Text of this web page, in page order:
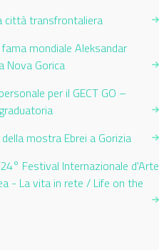
città transfrontaliera
mondiale Aleksandar
Nova Gorica
per il GECT GO –
mostra Ebrei a Gorizia
24° Festival Internazionale d'Arte
- La vita in rete / Life on the